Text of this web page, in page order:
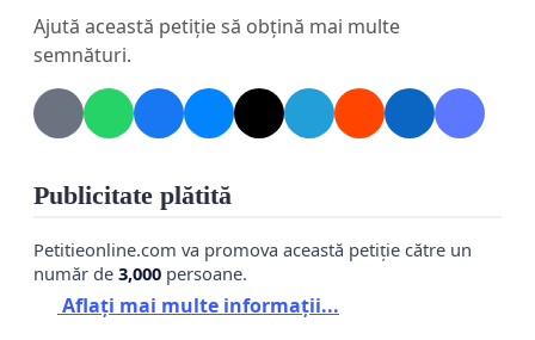
Rata de ocupare a acestor posturi este sub 70%
Ajută această petiție să obțină mai multe
semnături.
Publicitate plătită
Petitieonline.com va promova această petiție către un
număr de 3,000 persoane.
Aflați mai multe informații...